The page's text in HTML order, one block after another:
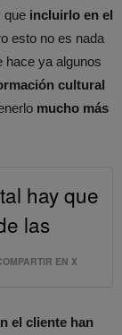
que incluirlo en el
esto no es nada
hace ya algunos
cultural
mucho más
hay que
las
EN X
el cliente han